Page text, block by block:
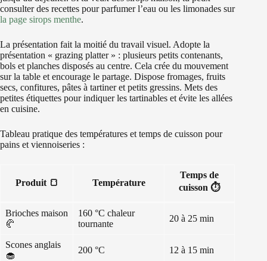
consulter des recettes pour parfumer l’eau ou les limonades sur
la page sirops menthe.
La présentation fait la moitié du travail visuel. Adopte la
présentation « grazing platter » : plusieurs petits contenants,
bols et planches disposés au centre. Cela crée du mouvement
sur la table et encourage le partage. Dispose fromages, fruits
secs, confitures, pâtes à tartiner et petits gressins. Mets des
petites étiquettes pour indiquer les tartinables et évite les allées
en cuisine.
Tableau pratique des températures et temps de cuisson pour
pains et viennoiseries :
Produit 🍞 Température
Temps de
cuisson ⏱️
Brioches maison
🥐
160 °C chaleur
tournante
20 à 25 min
Scones anglais
🧁
200 °C 12 à 15 min